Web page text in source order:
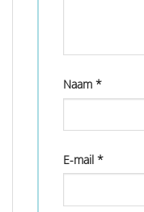
Naam *
E-mail *